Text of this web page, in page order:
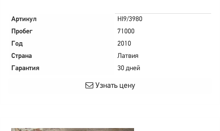
Артикул
HI9/3980
Пробег
71000
Год
2010
Страна
Латвия
Гарантия
30 дней
Узнать цену